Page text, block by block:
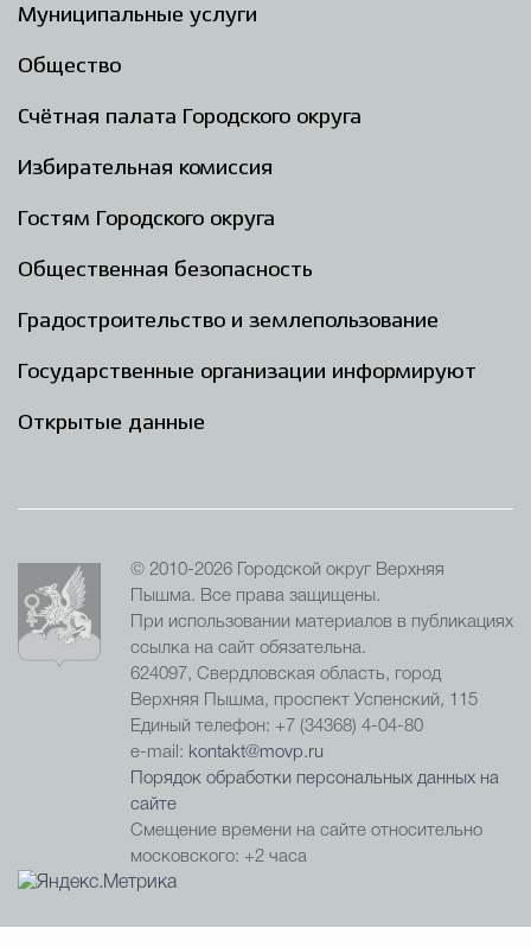
Муниципальные услуги
Общество
Счётная палата Городского округа
Избирательная комиссия
Гостям Городского округа
Общественная безопасность
Градостроительство и землепользование
Государственные организации информируют
Открытые данные
© 2010-2026 Городской округ Верхняя
Пышма. Все права защищены.
При использовании материалов в публикациях
ссылка на сайт обязательна.
624097, Свердловская область, город
Верхняя Пышма, проспект Успенский, 115
Единый телефон: +7 (34368) 4-04-80
e-mail: kontakt@movp.ru
Порядок обработки персональных данных на
сайте
Смещение времени на сайте относительно
московского: +2 часа